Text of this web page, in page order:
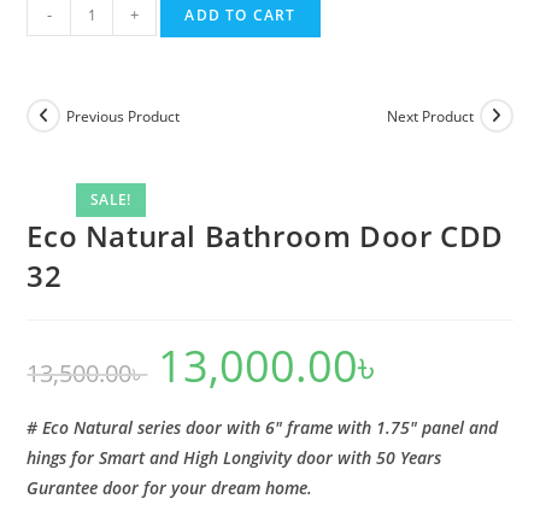
was:
13,500.00৳ .
is:
13,000.00৳ .
Natural
CDD
quantity
- + ADD TO CART
SALE!
Previous Product Next Product
Eco Natural Bathroom Door CDD
32
13,500.00৳
Original
price
was:
13,000.00৳
# Eco Natural series door with 6″ frame with 1.75″ panel and
hings for Smart and High Longivity door with 50 Years
Gurantee door for your dream home.